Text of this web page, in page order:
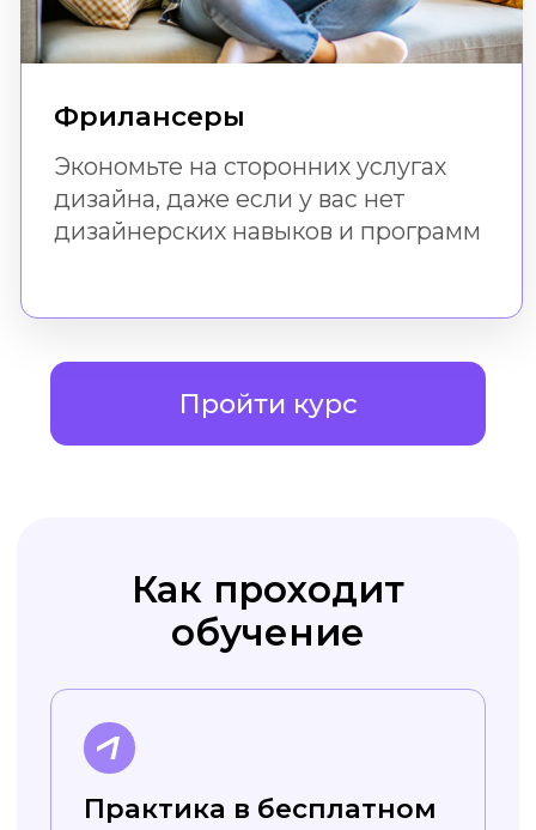
Доступ к урокам
не ограничен по времени.
Мы рядом!
поддержке
редакторе и можете повысить
свой уровень
Преимущества
сервиса Холст